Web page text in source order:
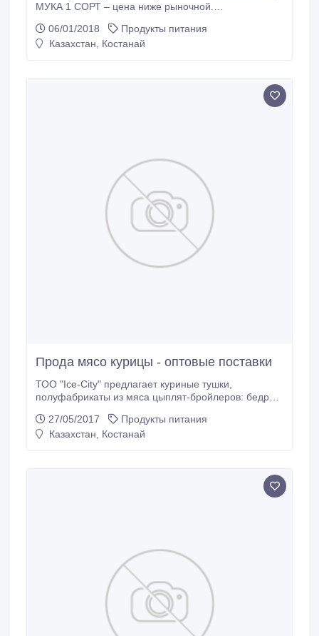
МУКА 1 СОРТ – цена ниже рыночной.
87024415423.
06/01/2018
Продукты питания
Казахстан, Костанай
Прода мясо курицы - оптовые поставки
ТОО "Ice-City" предлагает куриные тушки,
полуфабрикаты из мяса цыплят-бройлеров: бедро,
сухой заморозки, крыло. В процессе изготовления
используются только натуральное сырье.
27/05/2017
Продукты питания
Казахстан, Костанай